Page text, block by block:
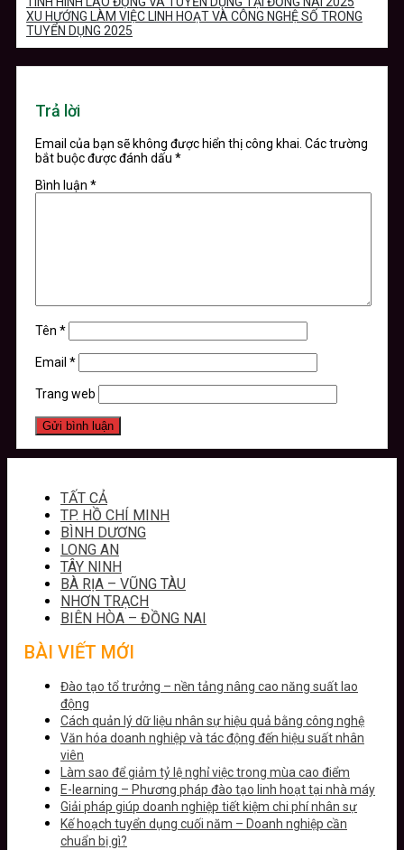
XU HƯỚNG LÀM VIỆC LINH HOẠT VÀ CÔNG NGHỆ SỐ TRONG
TUYỂN DỤNG 2025
Trả lời
Email của bạn sẽ không được hiển thị công khai. Các trường
bắt buộc được đánh dấu *
Bình luận *
Tên *
Email *
Trang web
TẤT CẢ
TP. HỒ CHÍ MINH
BÌNH DƯƠNG
LONG AN
TÂY NINH
BÀ RỊA – VŨNG TÀU
NHƠN TRẠCH
BIÊN HÒA – ĐỒNG NAI
BÀI VIẾT MỚI
Đào tạo tổ trưởng – nền tảng nâng cao năng suất lao
động
Cách quản lý dữ liệu nhân sự hiệu quả bằng công nghệ
Văn hóa doanh nghiệp và tác động đến hiệu suất nhân
viên
Làm sao để giảm tỷ lệ nghỉ việc trong mùa cao điểm
E-learning – Phương pháp đào tạo linh hoạt tại nhà máy
Giải pháp giúp doanh nghiệp tiết kiệm chi phí nhân sự
Kế hoạch tuyển dụng cuối năm – Doanh nghiệp cần
chuẩn bị gì?